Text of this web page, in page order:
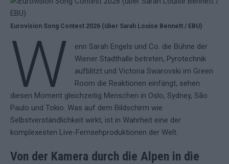
Eurovision Song Contest 2026 (über Sarah Louise Bennett / EBU)
W
enn Sarah Engels und Co. die Bühne der
Wiener Stadthalle betreten, Pyrotechnik
aufblitzt und Victoria Swarovski im Green
Room die Reaktionen einfängt, sehen
diesen Moment gleichzeitig Menschen in Oslo, Sydney, São
Paulo und Tokio. Was auf dem Bildschirm wie
Selbstverständlichkeit wirkt, ist in Wahrheit eine der
komplexesten Live-Fernsehproduktionen der Welt.
Von der Kamera durch die Alpen in die